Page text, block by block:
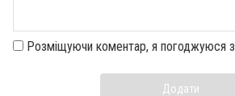
Розміщуючи коментар, я погоджуюся з
Додати